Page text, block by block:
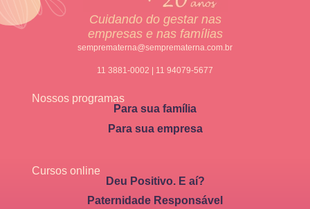
Cuidando do gestar nas
empresas e nas famílias
semprematerna@semprematerna.com.br
11 3881-0002 | 11 94079-5677
Nossos programas
Para sua família
Para sua empresa
Cursos online
Deu Positivo. E aí?
Paternidade Responsável